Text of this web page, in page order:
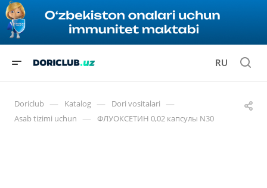
RU
Doriclub — Katalog — Dori vositalari —
Asab tizimi uchun — ФЛУОКСЕТИН 0,02 капсулы N30